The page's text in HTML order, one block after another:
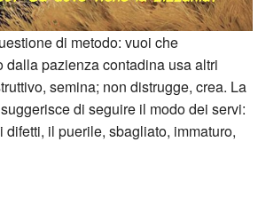
di metodo: vuoi che
dalla pazienza contadina usa altri
semina; non distrugge, crea. La
di seguire il modo dei servi:
difetti, il puerile, sbagliato, immaturo,